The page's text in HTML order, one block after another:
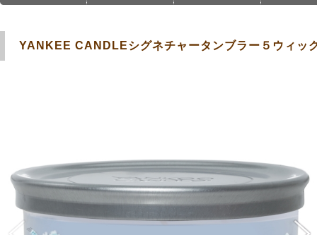
YANKEE CANDLEシグネチャータンブラー５ウィッ